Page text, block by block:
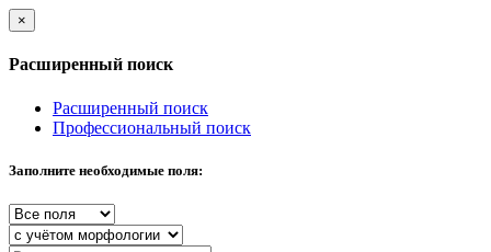
×
Расширенный поиск
Расширенный поиск
Профессиональный поиск
Заполните необходимые поля: